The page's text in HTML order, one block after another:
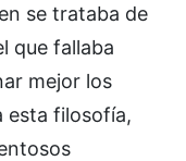
se trataba de
que fallaba
mejor los
esta filosofía,